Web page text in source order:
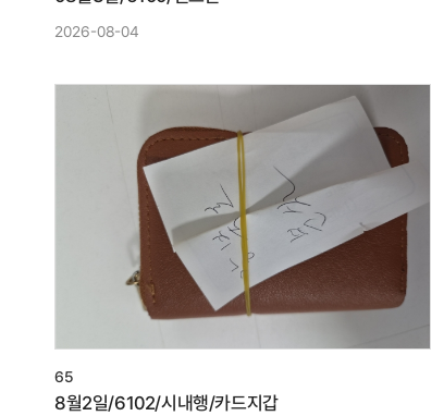
2026-08-04
65
8월2일/6102/시내행/카드지갑